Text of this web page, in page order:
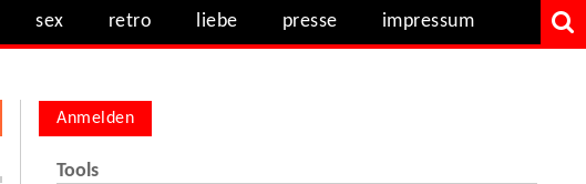
sex retro liebe presse impressum
Anmelden
Tools